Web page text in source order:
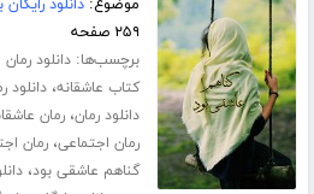
موضوع:دانلود
۲۵۹ صفحه
برچسب‌ها:دانلود
کتاب عاشقانه،دانلود
دانلود رمان،رمان
رمان اجتماعی،رمان
گناهم عاشقی بود،